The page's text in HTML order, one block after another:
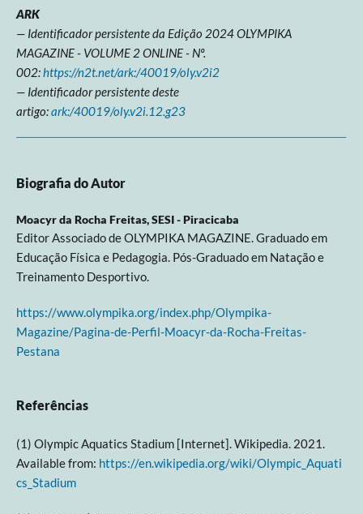
ARK
— Identificador persistente da Edição 2024 OLYMPIKA
MAGAZINE - VOLUME 2 ONLINE - Nº.
002:https://n2t.net/ark:/40019/oly.v2i2
— Identificador persistente deste
artigo:ark:/40019/oly.v2i.12.g23
Biografia do Autor
Moacyr da Rocha Freitas,SESI - Piracicaba
Editor Associado de OLYMPIKA MAGAZINE. Graduado em
Educação Física e Pedagogia. Pós-Graduado em Natação e
Treinamento Desportivo.
https://www.olympika.org/index.php/Olympika-
Magazine/Pagina-de-Perfil-Moacyr-da-Rocha-Freitas-
Pestana
Referências
(1) Olympic Aquatics Stadium [Internet]. Wikipedia. 2021.
Available from: https://en.wikipedia.org/wiki/Olympic_Aquati
cs_Stadium‌ ‌